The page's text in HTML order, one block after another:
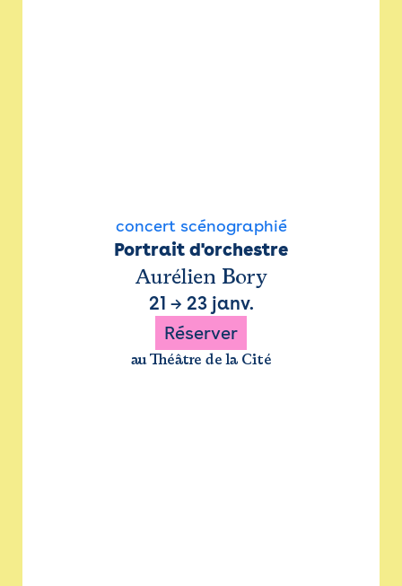
concert scénographié
Portrait d'orchestre
Aurélien Bory
21 → 23 janv.
Réserver
au Théâtre de la Cité